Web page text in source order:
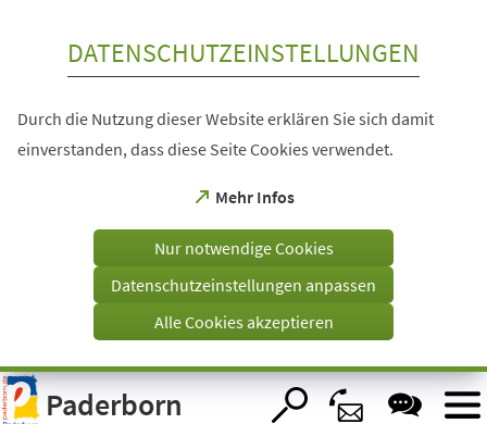
Visuelle
Assistenzsoftware
öffnen.
DATENSCHUTZEINSTELLUNGEN
Durch die Nutzung dieser Website erklären Sie sich damit
einverstanden, dass diese Seite Cookies verwendet.
Mehr Infos
(Öffnet
einem
Tab)
Nur notwendige Cookies
Datenschutzeinstellungen anpassen
Alle Cookies akzeptieren
Paderborn